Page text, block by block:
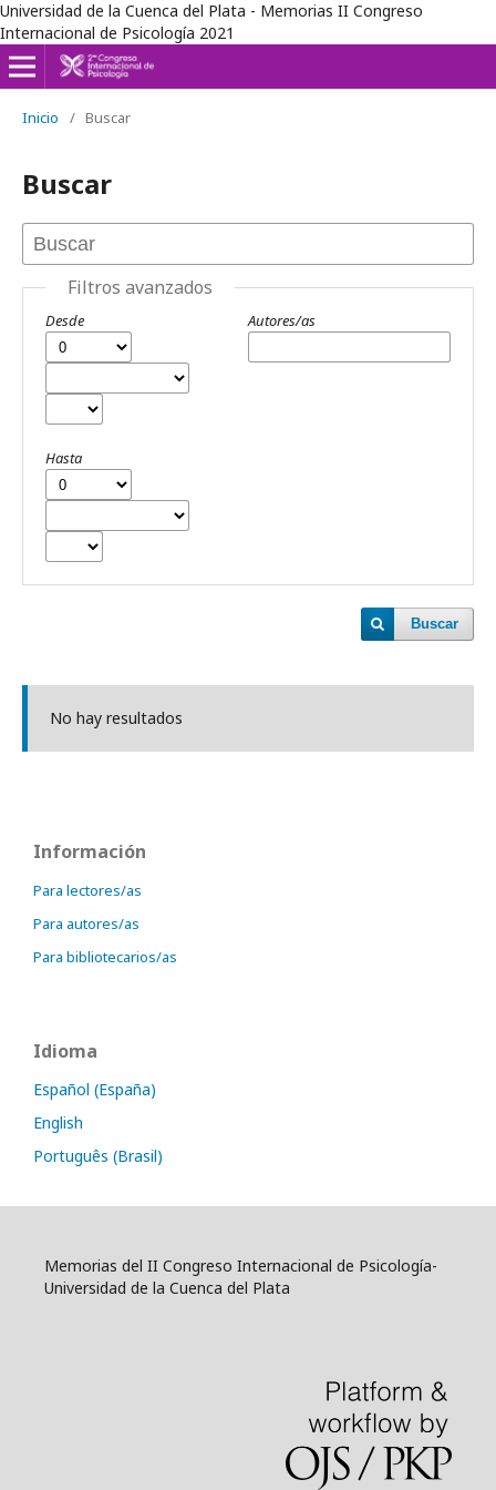
Universidad de la Cuenca del Plata - Memorias II Congreso
Internacional de Psicología 2021
Inicio / Buscar
Buscar
Filtros avanzados
Desde
Hasta
Autores/as
Buscar
No hay resultados
Información
Para lectores/as
Para autores/as
Para bibliotecarios/as
Idioma
Español (España)
English
Português (Brasil)
Memorias del II Congreso Internacional de Psicología-
Universidad de la Cuenca del Plata